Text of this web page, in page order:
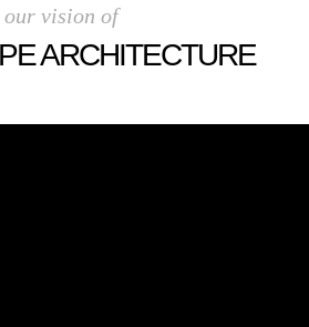
our vision of
ARCHITECTURE